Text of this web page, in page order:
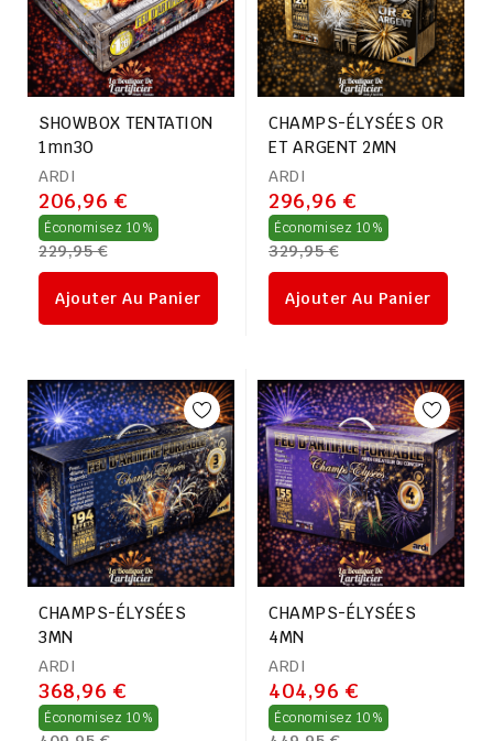
SHOWBOX TENTATION
1mn30
ARDI
206,96 €
Économisez 10% Prix
régulier
229,95 €
Ajouter Au Panier
CHAMPS-ÉLYSÉES OR
ET ARGENT 2MN
ARDI
296,96 €
Économisez 10% Prix
régulier
329,95 €
Ajouter Au Panier
CHAMPS-ÉLYSÉES
3MN
ARDI
368,96 €
Économisez 10% Prix
CHAMPS-ÉLYSÉES
4MN
ARDI
404,96 €
Économisez 10% Prix